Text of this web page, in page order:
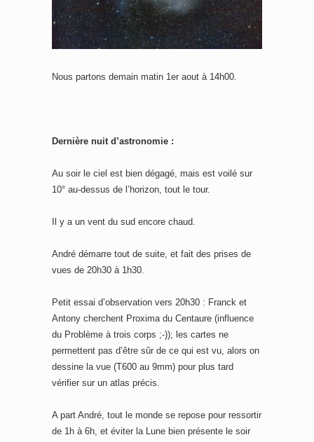
Nous partons demain matin 1er aout à 14h00.
Dernière nuit d’astronomie :
Au soir le ciel est bien dégagé, mais est voilé sur
10° au-dessus de l’horizon, tout le tour.
Il y a un vent du sud encore chaud.
André démarre tout de suite, et fait des prises de
vues de 20h30 à 1h30.
Petit essai d’observation vers 20h30 : Franck et
Antony cherchent Proxima du Centaure (influence
du Problème à trois corps ;-)); les cartes ne
permettent pas d’être sûr de ce qui est vu, alors on
dessine la vue (T600 au 9mm) pour plus tard
vérifier sur un atlas précis.
A part André, tout le monde se repose pour ressortir
de 1h à 6h, et éviter la Lune bien présente le soir